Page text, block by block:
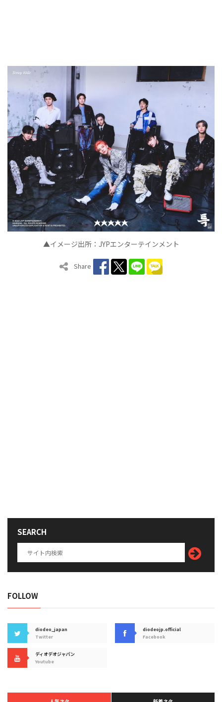
▲イメージ出所：JYPエンターテインメント
Share
SEARCH
FOLLOW
diodeo_japan
Twitter
diodeojp.official
Facebook
ディオデオジャパン
Youtube